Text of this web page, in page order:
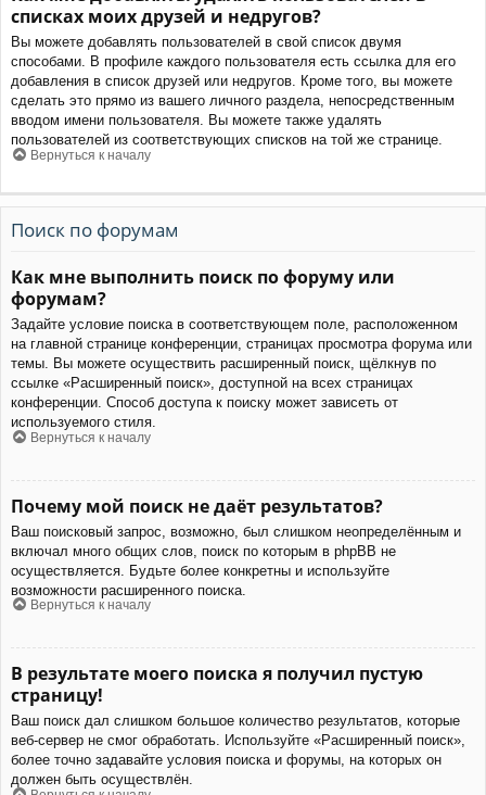
списках моих друзей и недругов?
Вы можете добавлять пользователей в свой список двумя
способами. В профиле каждого пользователя есть ссылка для его
добавления в список друзей или недругов. Кроме того, вы можете
сделать это прямо из вашего личного раздела, непосредственным
вводом имени пользователя. Вы можете также удалять
пользователей из соответствующих списков на той же странице.
Вернуться к началу
Поиск по форумам
Как мне выполнить поиск по форуму или
форумам?
Задайте условие поиска в соответствующем поле, расположенном
на главной странице конференции, страницах просмотра форума или
темы. Вы можете осуществить расширенный поиск, щёлкнув по
ссылке «Расширенный поиск», доступной на всех страницах
конференции. Способ доступа к поиску может зависеть от
используемого стиля.
Вернуться к началу
Почему мой поиск не даёт результатов?
Ваш поисковый запрос, возможно, был слишком неопределённым и
включал много общих слов, поиск по которым в phpBB не
осуществляется. Будьте более конкретны и используйте
возможности расширенного поиска.
Вернуться к началу
В результате моего поиска я получил пустую
страницу!
Ваш поиск дал слишком большое количество результатов, которые
веб-сервер не смог обработать. Используйте «Расширенный поиск»,
более точно задавайте условия поиска и форумы, на которых он
должен быть осуществлён.